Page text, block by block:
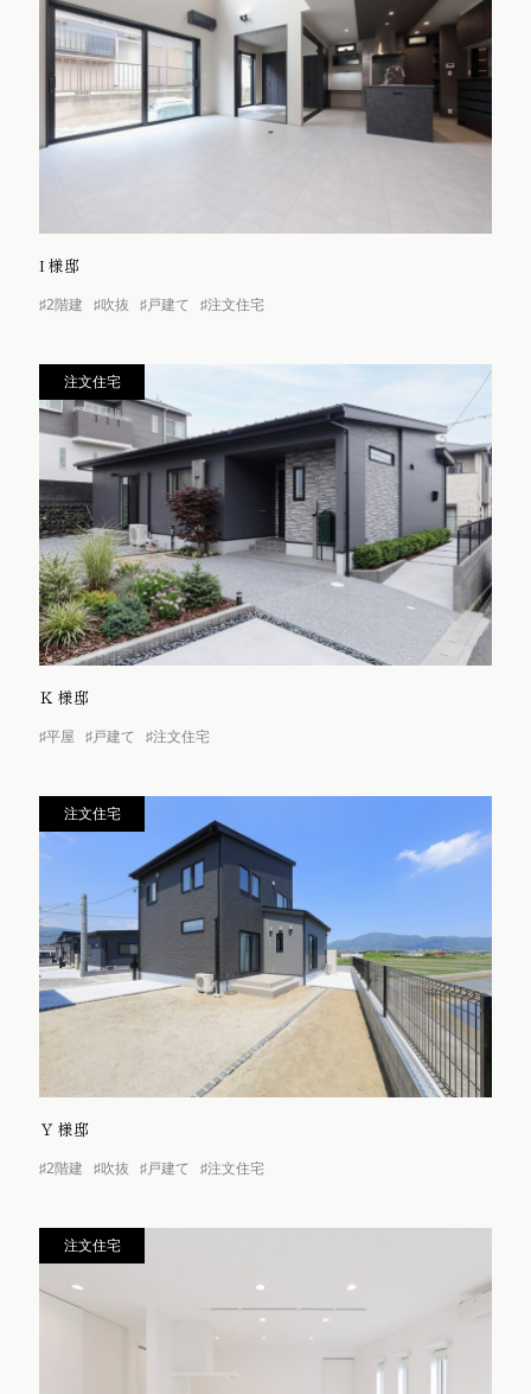
I様邸
♯2階建 ♯吹抜 ♯戸建て ♯注文住宅
注文住宅
Ｋ様邸
♯平屋 ♯戸建て ♯注文住宅
注文住宅
Ｙ様邸
♯2階建 ♯吹抜 ♯戸建て ♯注文住宅
注文住宅